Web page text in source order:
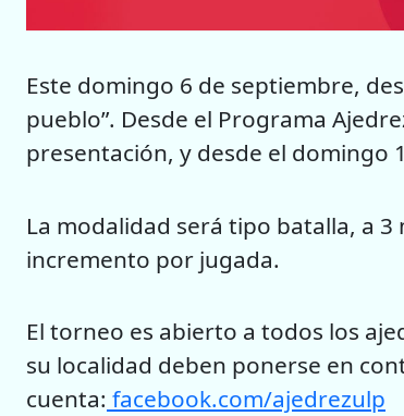
Este domingo 6 de septiembre,
pueblo”. Desde el Programa
presentación, y desde el domingo
La modalidad será tipo batalla, a
incremento por jugada.
El torneo es abierto a todos los
su localidad deben ponerse en
cuenta: facebook.com/ajedrezulp